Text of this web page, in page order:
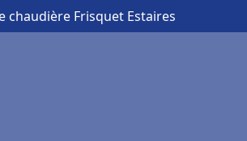
chaudière Frisquet Estaires